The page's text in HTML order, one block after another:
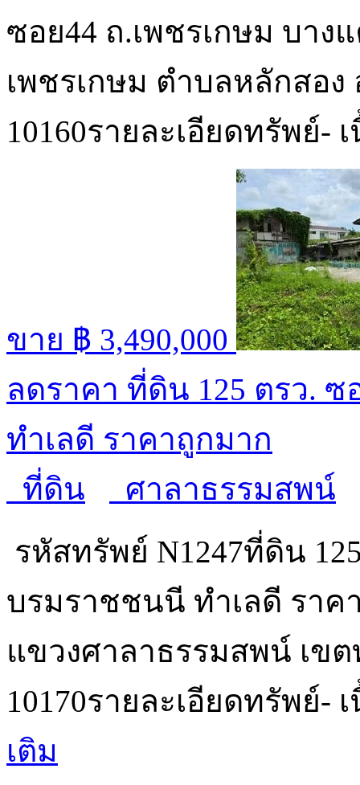
ซอย44 ถ.เพชรเกษม บาง
เพชรเกษม ตำบลหลักสอ
10160รายละเอียดทรัพย์-
ขาย ฿ 3,490,000
ลดราคา ที่ดิน 125 ตรว.
ทำเลดี ราคาถูกมาก
ที่ดิน
ศาลาธรรมสพน์
รหัสทรัพย์ N1247ที่ดิน
บรมราชชนนี ทำเลดี รา
แขวงศาลาธรรมสพน์ เข
10170รายละเอียดทรัพย์-
เติม